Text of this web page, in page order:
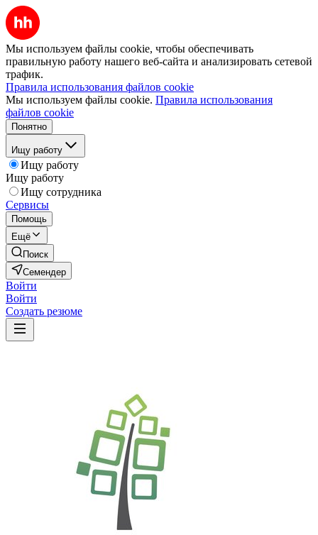
Мы используем файлы cookie, чтобы обеспечивать
правильную работу нашего веб-сайта и анализировать сетевой
трафик.
Правила использования файлов cookie
Мы используем файлы cookie. Правила использования
файлов cookie
Понятно
Ищу работу
Ищу работу
Ищу работу
Ищу сотрудника
Сервисы
Помощь
Ещё
Поиск
Семендер
Войти
Войти
Создать резюме